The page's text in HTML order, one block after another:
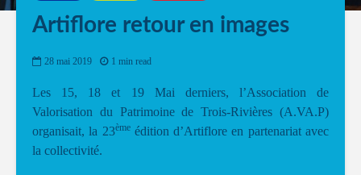
Artiflore retour en images
28 mai 2019 1 min read
Les 15, 18 et 19 Mai derniers, l’Association de
Valorisation du Patrimoine de Trois-Rivières (A.VA.P)
organisait, la 23èmeédition d’Artiflore en partenariat avec
la collectivité.